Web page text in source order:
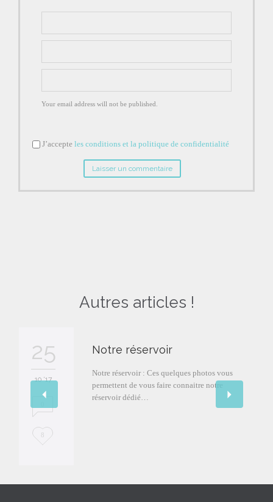
Your email address will not be published.
J’accepte les conditions et la politique de confidentialité
Autres articles !
25
10 '17
L
8
Notre réservoir
Notre réservoir : Ces quelques photos vous
permettent de vous faire connaitre notre
réservoir dédié…